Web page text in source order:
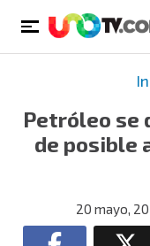
Petróleo se
de posible
20 mayo,